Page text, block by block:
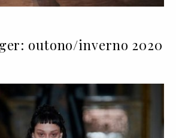
outono/inverno 2020